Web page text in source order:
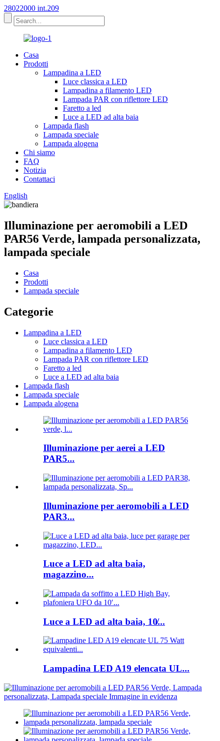
28022000 int.209
Casa
Prodotti
Lampadina a LED
Luce classica a LED
Lampadina a filamento LED
Lampada PAR con riflettore LED
Faretto a led
Luce a LED ad alta baia
Lampada flash
Lampada speciale
Lampada alogena
Chi siamo
FAQ
Notizia
Contattaci
English
Illuminazione per aeromobili a LED
PAR56 Verde, lampada personalizzata,
lampada speciale
Casa
Prodotti
Lampada speciale
Categorie
Lampadina a LED
Luce classica a LED
Lampadina a filamento LED
Lampada PAR con riflettore LED
Faretto a led
Luce a LED ad alta baia
Lampada flash
Lampada speciale
Lampada alogena
Illuminazione per aerei a LED
PAR5...
Illuminazione per aeromobili a LED
PAR3...
Luce a LED ad alta baia,
magazzino...
Luce a LED ad alta baia, 10̸...
Lampadina LED A19 elencata UL...